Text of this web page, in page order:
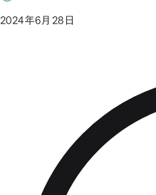
2024年6月28日